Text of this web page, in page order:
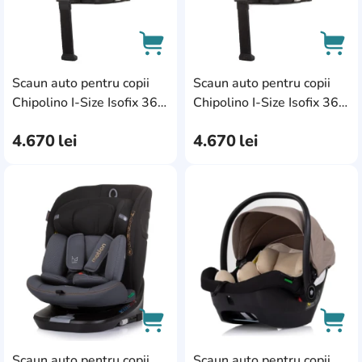
Scaun auto pentru copii
Chipolino I-Size Isofix 360
(STKTRN02402GN)
4.670lei
AddCardToCart
Scaun auto pentru copii
Chipolino I-Size Isofix 360
(STKTRN02405MA)
4.670lei
AddCardToFavourite